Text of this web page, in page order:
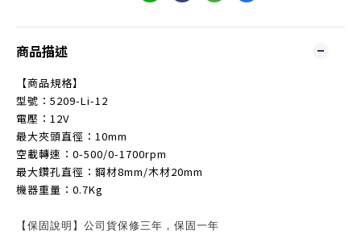
商品描述
【商品規格】
型號：5209-Li-12
電壓：12V
最大夾頭直徑：10mm
空載轉速：0-500/0-1700rpm
最大鑽孔直徑：鋼材8mm/木材20mm
機器重量：0.7Kg
【保固說明】公司貨保修三年，保固一年